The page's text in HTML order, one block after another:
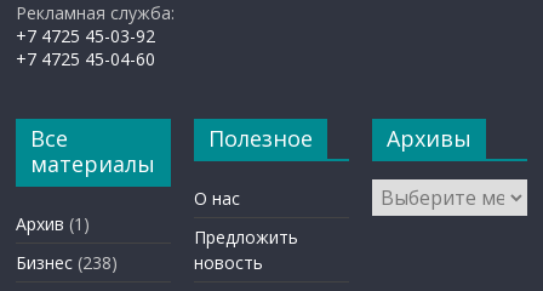
Рекламная служба:
+7 4725 45-03-92
+7 4725 45-04-60
Все
материалы
Архив (1)
Бизнес (238)
Полезное
О нас
Предложить
новость
Архивы
Архивы